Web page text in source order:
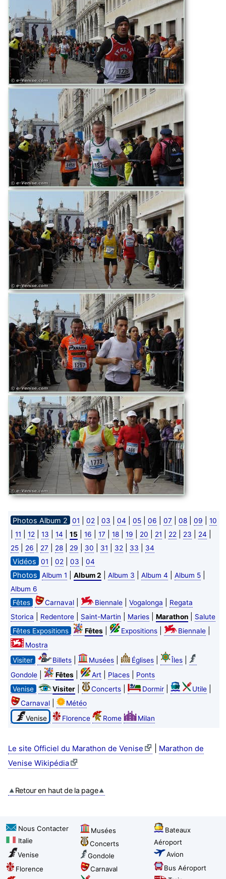
Photos Album 2 01 02 03 04 05| 06 07 08| 09 10
11 12 13 14 15 16 17 18| 19 20 21 22 23 24
25| 26 27 28| 29 30 31 32 33 34
Vidéos 01 02 03 04
Photos Album 1 Album 2 Album 3 Album 4 Album 5|
Album 6
Fêtes
Carnaval| Biennale| Vogalonga
Regata
Storica
Redentore| Saint-Martin Maries| Marathon|
Salute
Fêtes Expositions
Fêtes| Expositions| Biennale|
Mostra
Visiter
Billets| Musées| Églises| Îles|
Gondole| Fêtes| Art| Places|
Ponts
Venise
Visiter| Concerts| Dormir| Utile|
Carnaval|
Météo
Venise
Florence Rome Milan
Le site Officiel du Marathon de Venise
Marathon de
Venise Wikipédia
Retour en haut de la page
Nous Contacter
Italie
Venise
Florence
Musées
Concerts
Gondole
Carnaval
Bateaux
Aéroport
Avion
Bus Aéroport